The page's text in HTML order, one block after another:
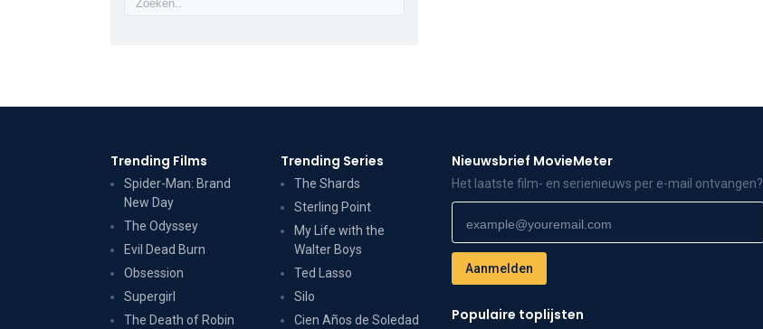
Trending Films
Spider-Man: Brand
New Day
The Odyssey
Evil Dead Burn
Obsession
Supergirl
The Death of Robin
Trending Series
The Shards
Sterling Point
My Life with the
Walter Boys
Ted Lasso
Silo
Cien Años de Soledad
Nieuwsbrief MovieMeter
Het laatste film- en serienieuws per e-mail ontvangen?
Populaire toplijsten